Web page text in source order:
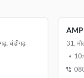
चंडीगढ़
31,